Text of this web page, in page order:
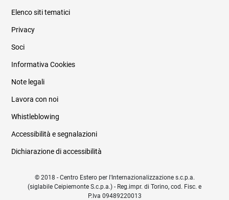
Elenco siti tematici
Privacy
Soci
Informativa Cookies
Note legali
Lavora con noi
Whistleblowing
Accessibilità e segnalazioni
Dichiarazione di accessibilità
© 2018 - Centro Estero per l'Internazionalizzazione s.c.p.a.
(siglabile Ceipiemonte S.c.p.a.) - Reg.impr. di Torino, cod. Fisc. e
P.Iva 09489220013